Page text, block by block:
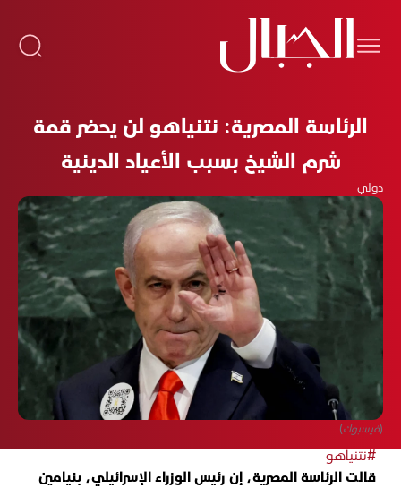
الرئاسة المصرية: نتنياهو لن يحضر قمة
شرم الشيخ بسبب الأعياد الدينية
دولي
(فيسبوك)
#نتنياهو
قالت الرئاسة المصرية، إن رئيس الوزراء الإسرائيلي، بنيامين